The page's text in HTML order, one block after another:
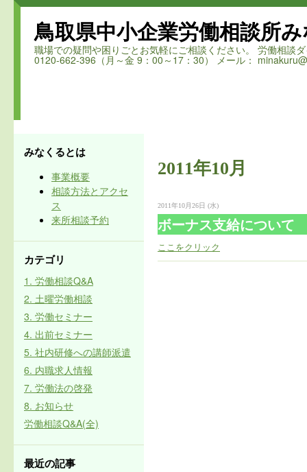
鳥取県中小企業労働相談所
職場での疑問や困りごとお気軽にご相談ください。 労働相
0120-662-396（月～金 9：00～17：30） メール：
みなくるとは
事業概要
相談方法とアクセ
ス
来所相談予約
カテゴリ
1. 労働相談Q&A
2. 土曜労働相談
3. 労働セミナー
4. 出前セミナー
5. 社内研修への講師派遣
6. 内職求人情報
7. 労働法の啓発
8. お知らせ
労働相談Q&A(全)
最近の記事
2011年10月
2011年10月26日 (水)
ボーナス支給について
ここをクリック